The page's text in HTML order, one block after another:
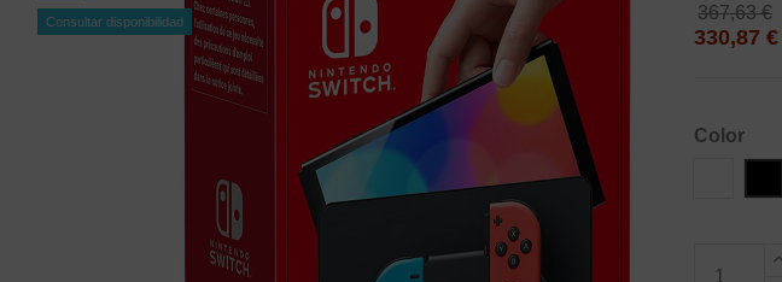
Consultar disponibilidad
367,63 €
330,87 €
Color